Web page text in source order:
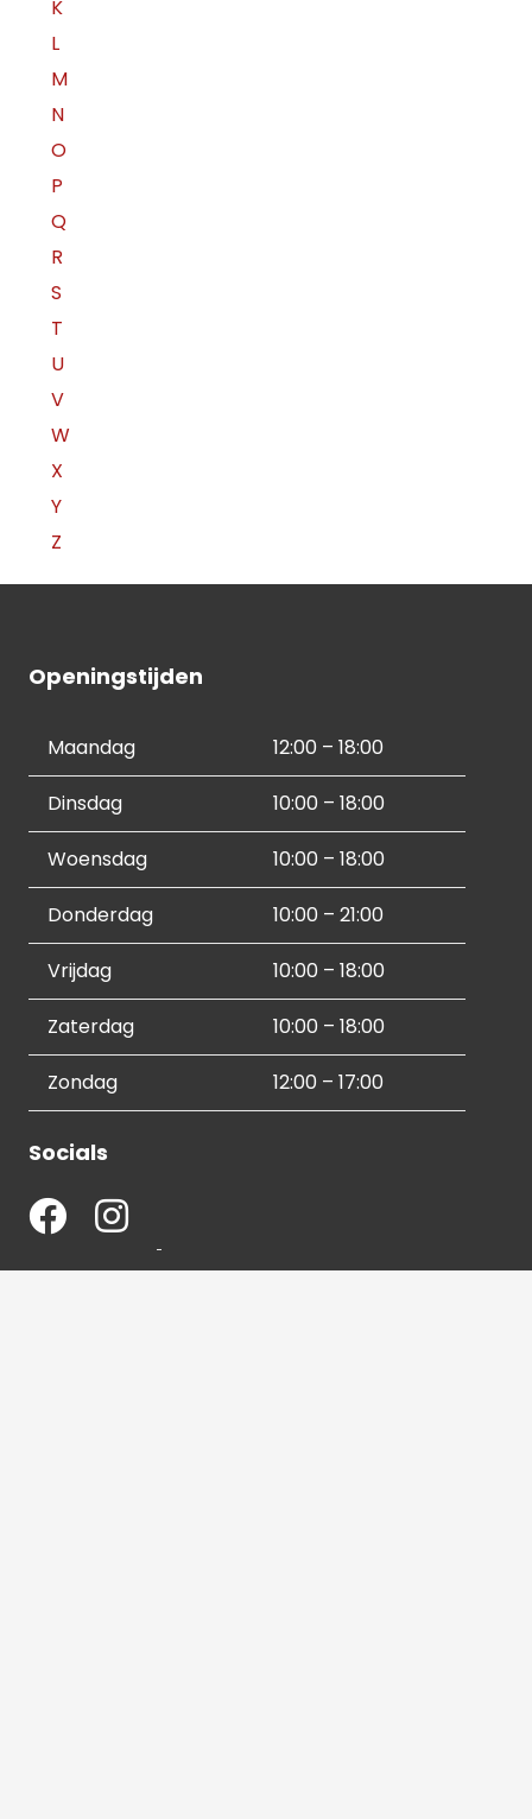
K
L
M
N
O
P
Q
R
S
T
U
V
W
X
Y
Z
Openingstijden
Maandag 12:00 – 18:00
Dinsdag 10:00 – 18:00
Woensdag 10:00 – 18:00
Donderdag 10:00 – 21:00
Vrijdag 10:00 – 18:00
Zaterdag 10:00 – 18:00
Zondag 12:00 – 17:00
Socials